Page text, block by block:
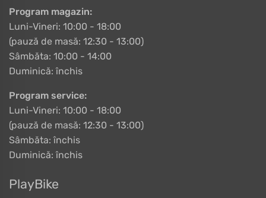
Program magazin:
Luni-Vineri: 10:00 - 18:00
(pauză de masă: 12:30 - 13:00)
Sâmbăta: 10:00 - 14:00
Duminică: închis
Program service:
Luni-Vineri: 10:00 - 18:00
(pauză de masă: 12:30 - 13:00)
Sâmbăta: închis
Duminică: închis
PlayBike